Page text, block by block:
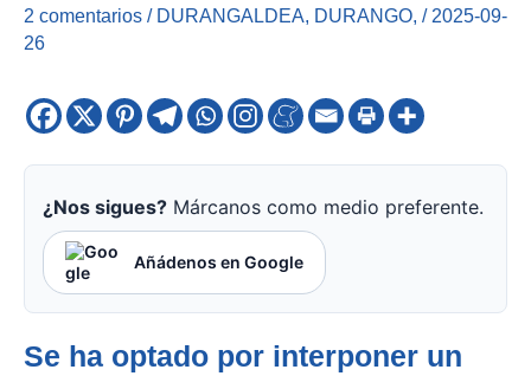
2 comentarios / DURANGALDEA, DURANGO, / 2025-09-
26
¿Nos sigues? Márcanos como medio preferente.
Añádenos en Google
Se ha optado por interponer un